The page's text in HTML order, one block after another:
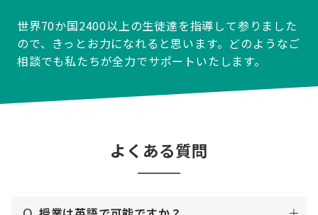
世界70か国2400以上の生徒達を指導して参りました
ので、きっとお力になれると思います。どのようなご
相談でも私たちが全力でサポートいたします。
よくある質問